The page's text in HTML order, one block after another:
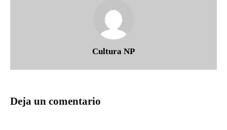
Cultura NP
Deja un comentario